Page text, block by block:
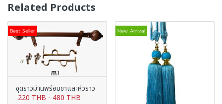
Related Products
Best Seller
ชุดราวม่านพร้อมขาและหัวราว
220 THB - 480 THB
New Arrival